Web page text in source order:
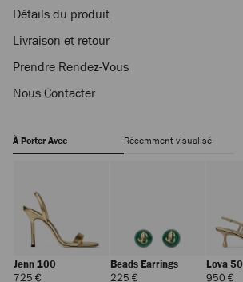
de-
perles-
J000185136001.html
Détails du produit
Livraison et retour
Prendre Rendez-Vous
Nous Contacter
À Porter Avec Récemment visualisé
Jenn 100
725 €
Beads Earrings
225 €Prix
Lova 50
950 €